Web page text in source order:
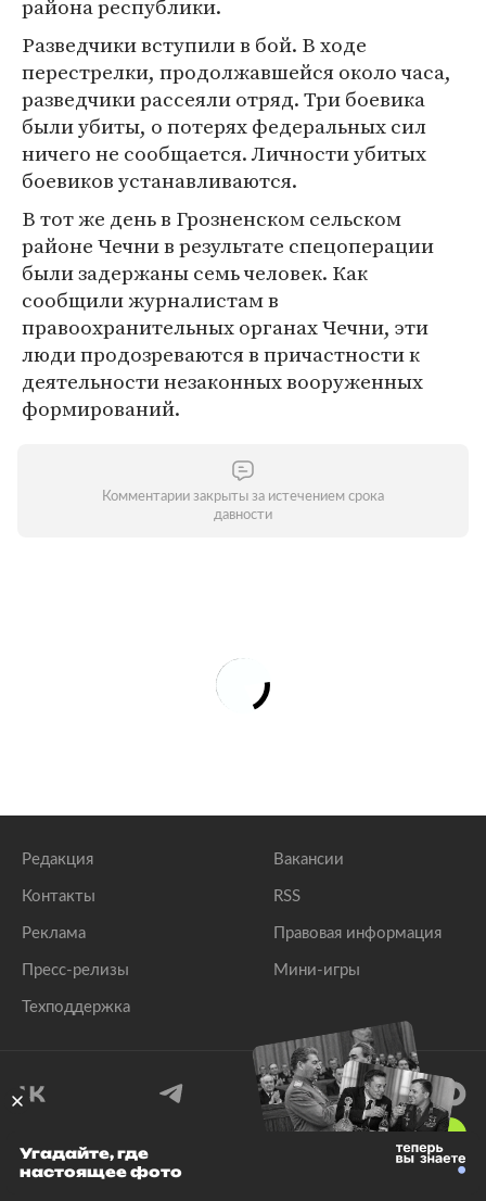
района республики.
Разведчики вступили в бой. В ходе
перестрелки, продолжавшейся около часа,
разведчики рассеяли отряд. Три боевика
были убиты, о потерях федеральных сил
ничего не сообщается. Личности убитых
боевиков устанавливаются.
В тот же день в Грозненском сельском
районе Чечни в результате спецоперации
были задержаны семь человек. Как
сообщили журналистам в
правоохранительных органах Чечни, эти
люди продозреваются в причастности к
деятельности незаконных вооруженных
формирований.
Комментарии закрыты за истечением срока
давности
Редакция
Контакты
Реклама
Пресс-релизы
Техподдержка
Вакансии
RSS
Правовая информация
Мини-игры
© 1999–2026 Все права защищены.
Угадайте, где
настоящее фото